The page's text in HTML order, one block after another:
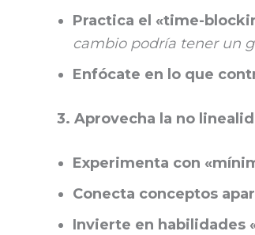
Practica el «time-
cambio podría tener un
Enfócate en lo que
3. Aprovecha la no
Experimenta con
Conecta conceptos
Invierte en habilidades